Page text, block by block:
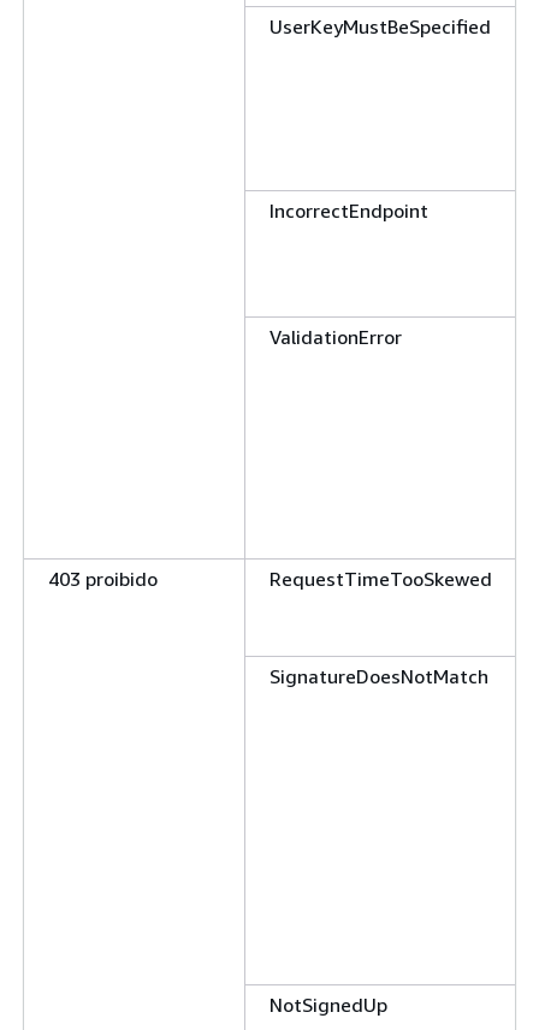
UserKeyMustBeSpecified
IncorrectEndpoint
ValidationError
403 proibido RequestTimeTooSkewed
SignatureDoesNotMatch
NotSignedUp